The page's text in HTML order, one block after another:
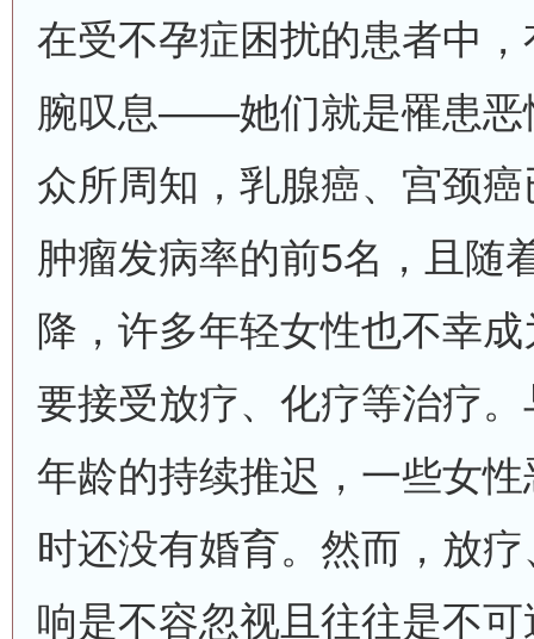
在受不孕症困扰的患者中
腕叹息——她们就是罹患恶
众所周知，乳腺癌、宫颈
肿瘤发病率的前5名，且随
降，许多年轻女性也不幸
要接受放疗、化疗等治疗
年龄的持续推迟，一些女
时还没有婚育。然而，放
响是不容忽视且往往是不